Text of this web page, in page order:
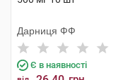
Дарниця ФФ
Є в наявності